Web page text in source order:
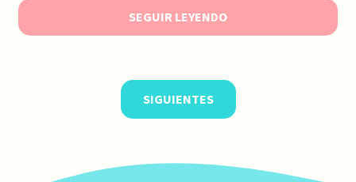
SEGUIR LEYENDO
SIGUIENTES